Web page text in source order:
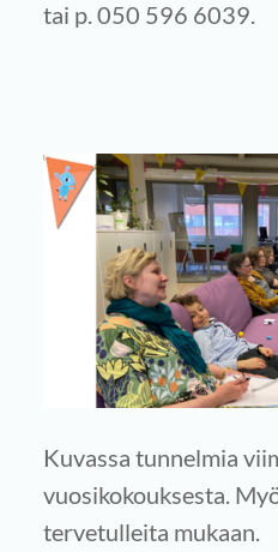
tai p. 050 596 6039.
Kuvassa tunnelmia
vuosikokouksesta.
tervetulleita mukaan.